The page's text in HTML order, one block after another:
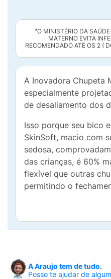
"O MINISTÉRIO DA
MATERNO EVITA
RECOMENDADO ATÉ OS 2 (
A Inovadora Chupeta
especialmente
de desaliamento dos
Isso porque seu bico
SkinSoft, macio com
sedosa,
das crianças, é 60%
flexível que outras
permitindo o
A Araujo tem de tudo.
Posso te ajudar de